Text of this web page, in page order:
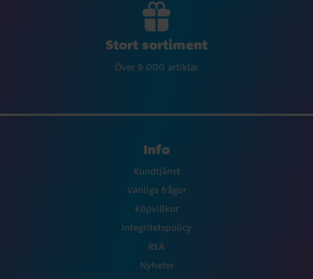
Stort sortiment
Över 9 000 artiklar
Info
Kundtjänst
Vanliga frågor
Köpvillkor
Integritetspolicy
REA
Nyheter